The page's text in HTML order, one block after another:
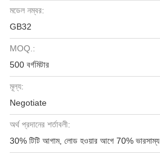
মডেল নম্বর:
GB32
MOQ.:
500 বর্গমিটার
মূল্য:
Negotiate
অর্থ প্রদানের শর্তাবলী:
30% টিটি আগাম, লোড হওয়ার আগে 70% ভারসাম্য